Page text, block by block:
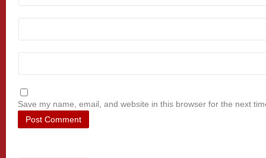
Save my name, email, and website in this browser for the next